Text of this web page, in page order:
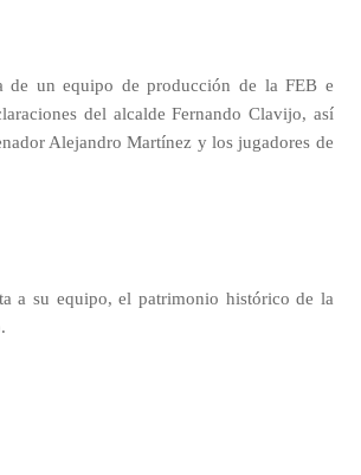
un equipo de producción de la FEB e
del alcalde Fernando Clavijo, así
Alejandro Martínez y los jugadores de
a su equipo, el patrimonio histórico de la